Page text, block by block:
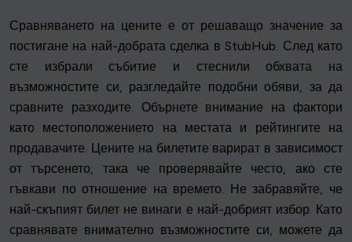
Сравняването на цените е от решаващо значение за
постигане на най-добрата сделка в StubHub. След като
сте избрали събитие и стеснили обхвата на
възможностите си, разгледайте подобни обяви, за да
сравните разходите. Обърнете внимание на фактори
като местоположението на местата и рейтингите на
продавачите. Цените на билетите варират в зависимост
от търсенето, така че проверявайте често, ако сте
гъвкави по отношение на времето. Не забравяйте, че
най-скъпият билет не винаги е най-добрият избор. Като
сравнявате внимателно възможностите си, можете да